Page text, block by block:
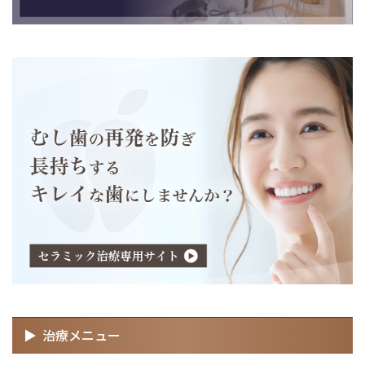
治療メニュー